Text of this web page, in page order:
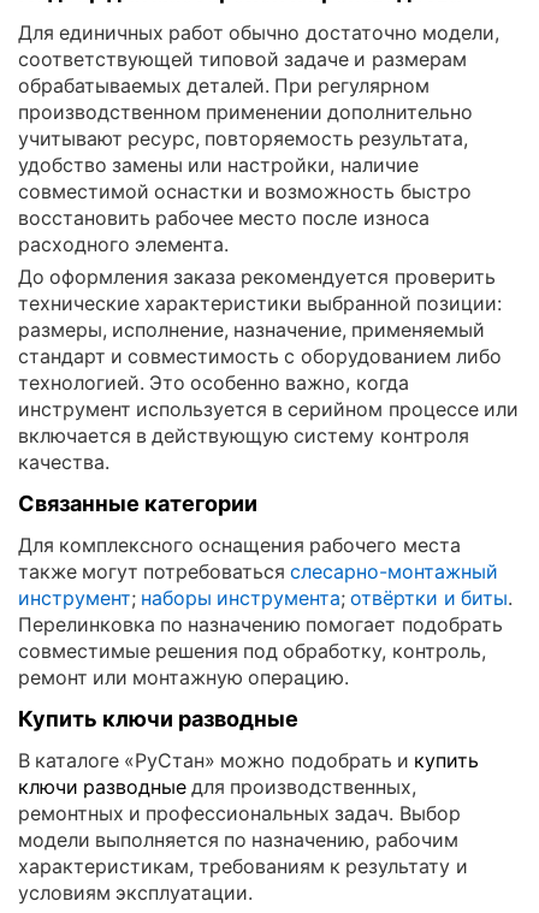
Для единичных работ обычно достаточно модели,
соответствующей типовой задаче и размерам
обрабатываемых деталей. При регулярном
производственном применении дополнительно
учитывают ресурс, повторяемость результата,
удобство замены или настройки, наличие
совместимой оснастки и возможность быстро
восстановить рабочее место после износа
расходного элемента.
До оформления заказа рекомендуется проверить
технические характеристики выбранной позиции:
размеры, исполнение, назначение, применяемый
стандарт и совместимость с оборудованием либо
технологией. Это особенно важно, когда
инструмент используется в серийном процессе или
включается в действующую систему контроля
качества.
Связанные категории
Для комплексного оснащения рабочего места
также могут потребоватьсяслесарно-монтажный
инструмент; наборы инструмента;отвёртки и биты.
Перелинковка по назначению помогает подобрать
совместимые решения под обработку, контроль,
ремонт или монтажную операцию.
Купить ключи разводные
В каталоге «РуСтан» можно подобрать и купить
ключи разводные для производственных,
ремонтных и профессиональных задач. Выбор
модели выполняется по назначению, рабочим
характеристикам, требованиям к результату и
условиям эксплуатации.